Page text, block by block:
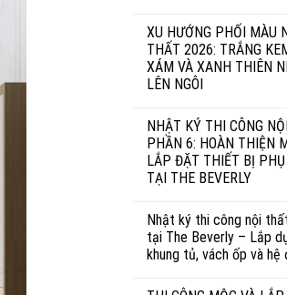
XU HƯỚNG PHỐI MÀU
THẤT 2026: TRẮNG
XÁM VÀ XANH THIÊN
LÊN NGÔI
NHẬT KÝ THI CÔNG
PHẦN 6: HOÀN THIỆN
LẮP ĐẶT THIẾT BỊ
TẠI THE BEVERLY
Nhật ký thi công nội
tại The Beverly – Lắp
khung tủ, vách ốp và hệ